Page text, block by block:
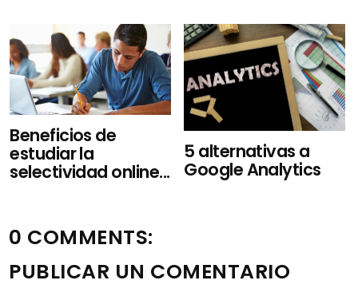
Beneficios de
estudiar la
selectividad online...
5 alternativas a
Google Analytics
0 COMMENTS:
PUBLICAR UN COMENTARIO